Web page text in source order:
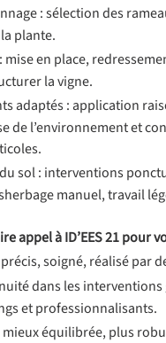
: sélection des
plante.
mise en place,
la vigne.
adaptés : application
de l’environnement et
sol : interventions
manuel, travail
appel à ID’EES 21 pour
soigné, réalisé par
dans les interventions
et professionnalisants.
mieux équilibrée, plus